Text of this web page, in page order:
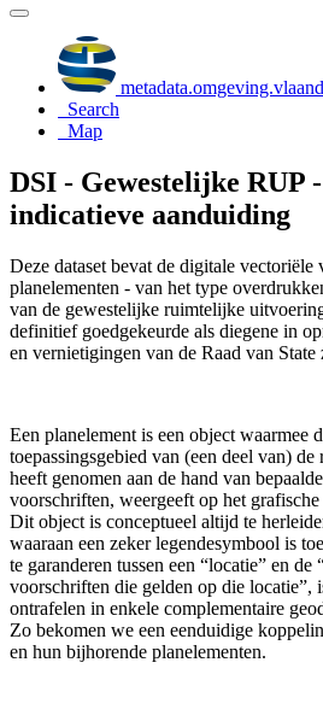
Search
Map
DSI - Gewestelijke RUP
indicatieve aanduiding
Deze dataset bevat de digitale vectoriële
planelementen - van het type
van de gewestelijke ruimtelijke
definitief goedgekeurde als diegene in
en vernietigingen van de Raad van
Een planelement is een object waarmee
toepassingsgebied van (een deel van)
heeft genomen aan de hand van
voorschriften, weergeeft op het
Dit object is conceptueel altijd te
waaraan een zeker legendesymbool is
te garanderen tussen een “locatie” en de
voorschriften die gelden op die locatie”,
ontrafelen in enkele complementaire
Zo bekomen we een eenduidige
en hun bijhorende planelementen.